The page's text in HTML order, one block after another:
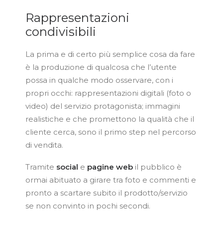
Rappresentazioni
condivisibili
La prima e di certo più semplice cosa da fare
è la produzione di qualcosa che l’utente
possa in qualche modo osservare, con i
propri occhi: rappresentazioni digitali (foto o
video) del servizio protagonista; immagini
realistiche e che promettono la qualità che il
cliente cerca, sono il primo step nel percorso
di vendita.
Tramite social e pagine web il pubblico è
ormai abituato a girare tra foto e commenti e
pronto a scartare subito il prodotto/servizio
se non convinto in pochi secondi.